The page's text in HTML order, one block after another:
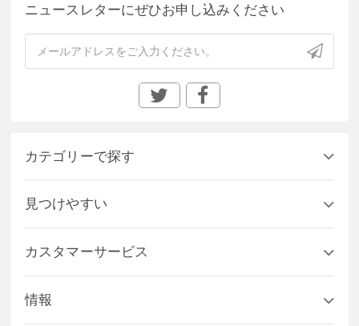
ニュースレターにぜひお申し込みください
カテゴリーで探す
見つけやすい
カスタマーサービス
情報